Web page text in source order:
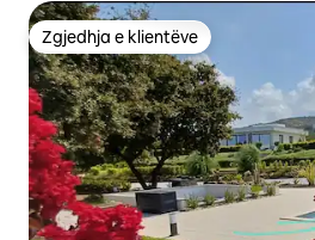
Zgjedhja e klientëve
Zgjedhja e klientëve